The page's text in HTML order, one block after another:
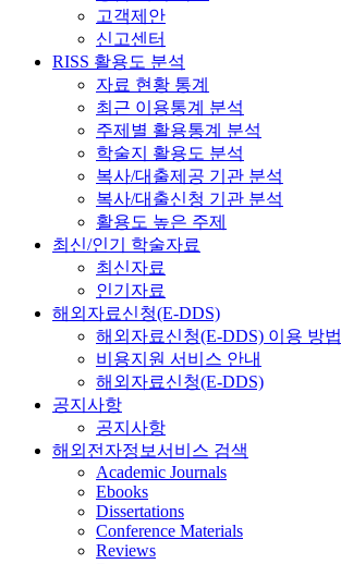
고객제안
신고센터
RISS 활용도 분석
자료 현황 통계
최근 이용통계 분석
주제별 활용통계 분석
학술지 활용도 분석
복사/대출제공 기관 분석
복사/대출신청 기관 분석
활용도 높은 주제
최신/인기 학술자료
최신자료
인기자료
해외자료신청(E-DDS)
해외자료신청(E-DDS) 이용 방법
비용지원 서비스 안내
해외자료신청(E-DDS)
공지사항
공지사항
해외전자정보서비스 검색
Academic Journals
Ebooks
Dissertations
Conference Materials
Reviews